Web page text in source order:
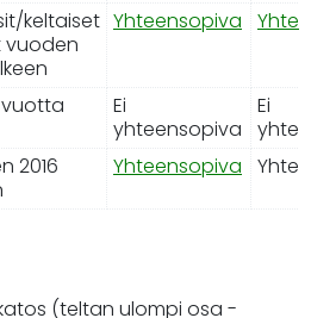
keltaiset
vuoden
Yhteensopiva
vuotta
Ei
yhteensopiva
Ei
2016
Yhteensopiva
(teltan ulompi osa -